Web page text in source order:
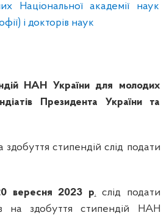
Національної академії наук
і докторів наук
НАН України для молодих
Президента України та
стипендій слід подати
вересня 2023 р. слід подати
на здобуття стипендій НАН